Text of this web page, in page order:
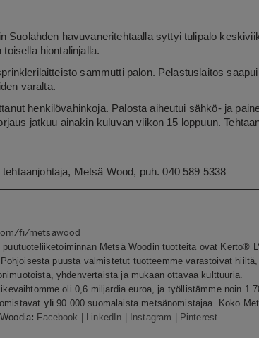
Suolahden havuvaneritehtaalla syttyi tulipalo
hiontalinjalla.
sammutti palon. Pelastuslaitos
varalta.
henkilövahinkoja. Palosta aiheutui sähkö- ja
jatkuu ainakin kuluvan viikon 15 loppuun.
Metsä Wood, puh. 040 589 5338
fi/metsawood
puutuoteliiketoiminnan Metsä Woodin tuotteita ovat Kerto®
puusta valmistetut tuotteemme varastoivat
yhdenvertaista ja mukaan ottavaa kulttuuria.
oli 0,6 miljardia euroa, ja työllistämme noin 1
yli 90 000 suomalaista metsänomistajaa. Koko
: Facebook LinkedIn Instagram Pinterest